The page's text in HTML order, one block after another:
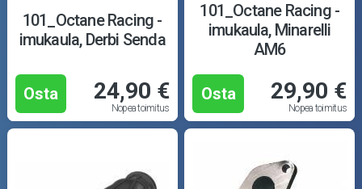
101_Octane Racing -
imukaula, Derbi Senda
Osta 24,90 €
Nopea toimitus
101_Octane Racing -
imukaula, Minarelli
AM6
Osta 29,90 €
Nopea toimitus